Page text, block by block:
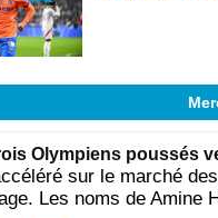
Olympiens poussés
sur le marché
Les noms de Amine